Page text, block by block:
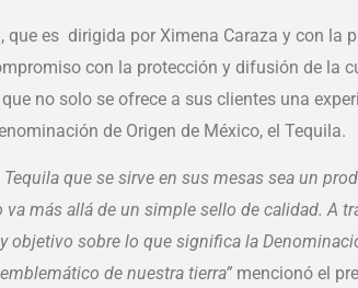
es dirigida por Ximena Caraza y con la
con la protección y difusión de la
no solo se ofrece a sus clientes una
de Origen de México, el Tequila.
que se sirve en sus mesas sea un
va más allá de un simple sello de calidad. A
sobre lo que significa la
de nuestra tierra” mencionó el